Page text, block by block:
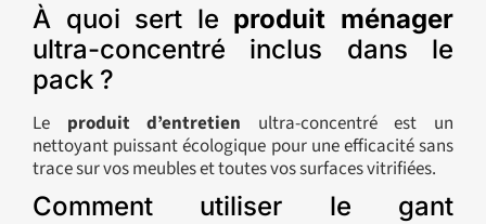
À quoi sert le produit ménager
ultra-concentré inclus dans le
pack ?
Le produit d’entretien ultra-concentré est un
nettoyant puissant écologique pour une efficacité sans
trace sur vos meubles et toutes vos surfaces vitrifiées.
Comment utiliser le gant